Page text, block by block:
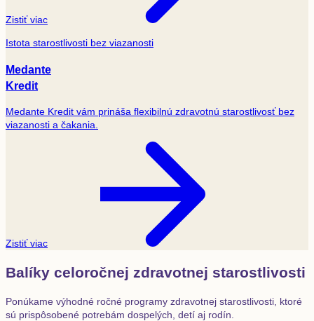
Zistiť viac
Istota starostlivosti bez viazanosti
Medante
Kredit
Medante Kredit vám prináša flexibilnú zdravotnú starostlivosť bez
viazanosti a čakania.
Zistiť viac
Balíky celoročnej zdravotnej starostlivosti
Ponúkame výhodné ročné programy zdravotnej starostlivosti, ktoré
sú prispôsobené potrebám dospelých, detí aj rodín.